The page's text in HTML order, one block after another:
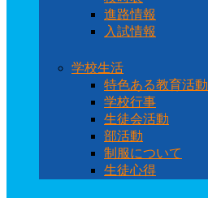
進路情報
入試情報
学校生活
特色ある教育活動
学校行事
生徒会活動
部活動
制服について
生徒心得